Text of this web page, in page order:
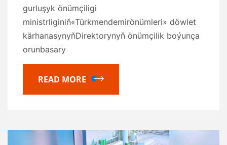
gurluşyk önümçiligi
ministrliginiň«Türkmendemirönümleri» döwlet
kärhanasynyňDirektorynyň önümçilik boýunça
orunbasary
READ MORE